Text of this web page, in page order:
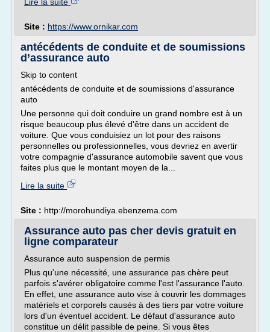
Site : https://www.ornikar.com
antécédents de conduite et de soumissions
d’assurance auto
Skip to content
antécédents de conduite et de soumissions d'assurance
auto
Une personne qui doit conduire un grand nombre est à un
risque beaucoup plus élevé d'être dans un accident de
voiture. Que vous conduisiez un lot pour des raisons
personnelles ou professionnelles, vous devriez en avertir
votre compagnie d'assurance automobile savent que vous
faites plus que le montant moyen de la...
Lire la suite
Site : http://morohundiya.ebenzema.com
Assurance auto pas cher devis gratuit en
ligne comparateur
Assurance auto suspension de permis
Plus qu'une nécessité, une assurance pas chère peut
parfois s'avérer obligatoire comme l'est l'assurance l'auto.
En effet, une assurance auto vise à couvrir les dommages
matériels et corporels causés à des tiers par votre voiture
lors d'un éventuel accident. Le défaut d'assurance auto
constitue un délit passible de peine. Si vous êtes